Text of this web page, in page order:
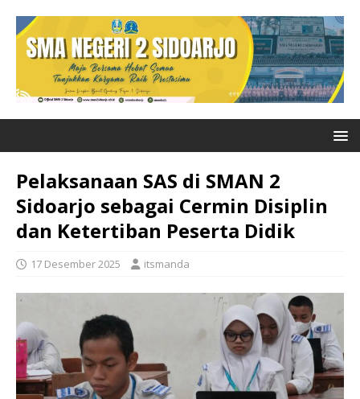
Pelaksanaan SAS di SMAN 2
Sidoarjo sebagai Cermin Disiplin
dan Ketertiban Peserta Didik
17 Desember 2025 itsmanda